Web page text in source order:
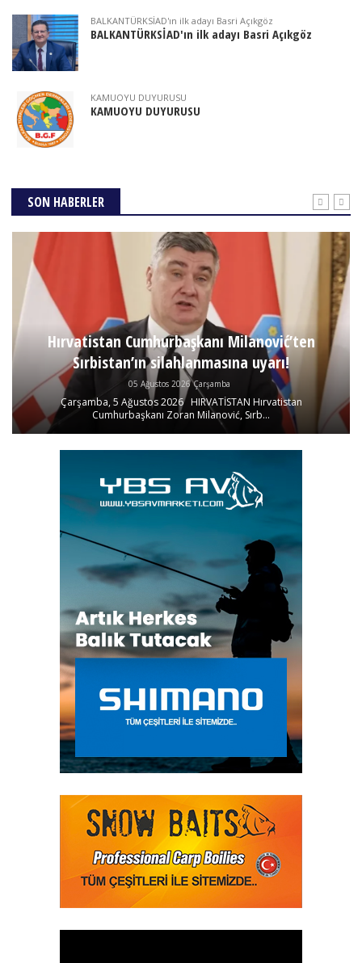
BALKANTÜRKSİAD'ın ilk adayı Basri Açıkgöz
BALKANTÜRKSİAD'ın ilk adayı Basri Açıkgöz
KAMUOYU DUYURUSU
KAMUOYU DUYURUSU
SON HABERLER
Hırvatistan Cumhurbaşkanı Milanović’ten
Sırbistan’ın silahlanmasına uyarı!
05 Ağustos 2026 Çarşamba
Çarşamba, 5 Ağustos 2026 HIRVATİSTAN Hırvatistan
Cumhurbaşkanı Zoran Milanović, Sırb...